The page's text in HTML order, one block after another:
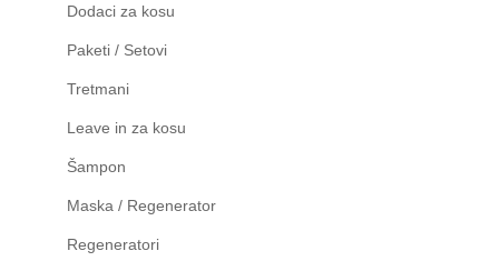
Dodaci za kosu
Paketi / Setovi
Tretmani
Leave in za kosu
Šampon
Maska / Regenerator
Regeneratori